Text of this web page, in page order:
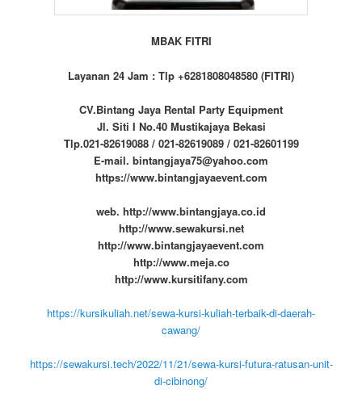
MBAK FITRI
Layanan 24 Jam : Tlp +6281808048580 (FITRI)
CV.Bintang Jaya Rental Party Equipment
Jl. Siti I No.40 Mustikajaya Bekasi
Tlp.021-82619088 / 021-82619089 / 021-82601199
E-mail. bintangjaya75@yahoo.com
https://www.bintangjayaevent.com
web. http://www.bintangjaya.co.id
http://www.sewakursi.net
http://www.bintangjayaevent.com
http://www.meja.co
http://www.kursitifany.com
https://kursikuliah.net/sewa-kursi-kuliah-terbaik-di-daerah-
cawang/
https://sewakursi.tech/2022/11/21/sewa-kursi-futura-ratusan-unit-
di-cibinong/